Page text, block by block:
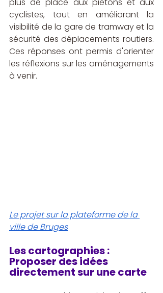
cyclistes, tout en améliorant la
visibilité de la gare de tramway et la
sécurité des déplacements routiers.
Ces réponses ont permis d'orienter
les réflexions sur les aménagements
à venir.
Le projet sur la plateforme de la
ville de Bruges
Les cartographies :
Proposer des idées
directement sur une carte